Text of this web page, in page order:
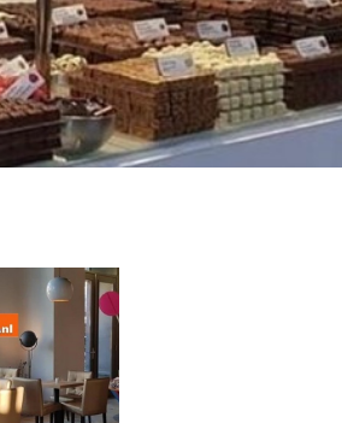
Beton- cementlook
wandtegels
Natuursteenlook
wandtegels
Marmerlook wandtegels